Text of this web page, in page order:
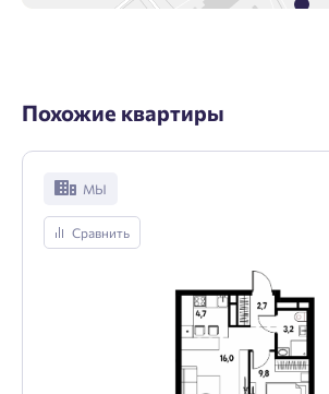
Похожие квартиры
МЫ
Сравнить